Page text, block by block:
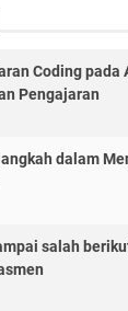
Coding pada
Pengajaran
dalam
salah